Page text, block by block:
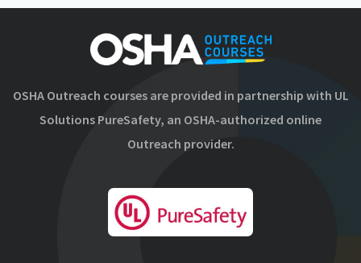
OSHA Outreach courses are provided in partnership with UL
Solutions PureSafety, an OSHA-authorized online
Outreach provider.